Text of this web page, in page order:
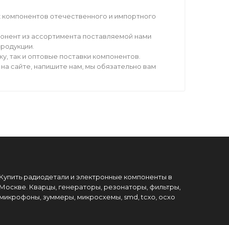
отечественного и импортного
из ассортимента поставляемой нами
так и оптовые поставки компонентов.
сайте, напишите нам, мы обязательно вам
Купить радиодетали и электронные компоненты в
Москве. Кварцы, генераторы, резонаторы, фильтры,
микрофоны, зуммеры, микросхемы, smd, tcxo, ocxo